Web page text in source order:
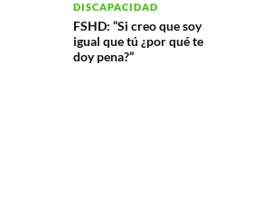
DISCAPACIDAD
FSHD: “Si creo que soy
igual que tú ¿por qué te
doy pena?”